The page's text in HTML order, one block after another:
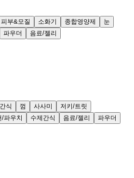
피부&모질 소화기 종합영양제
눈
파우더 음료/젤리
식 껌 사사미
저키/트릿
/파우치 수제간식 음료/젤리 파우더